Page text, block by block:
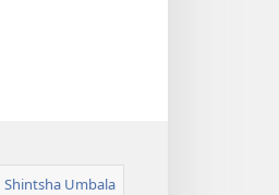
Shintsha Umbala